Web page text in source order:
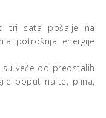
tri sata pošalje na
potrošnja energije
veće od preostalih
poput nafte, plina,